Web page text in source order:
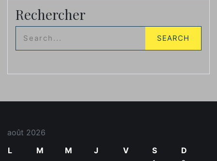
Rechercher
août 2026
L
M M J V S
D